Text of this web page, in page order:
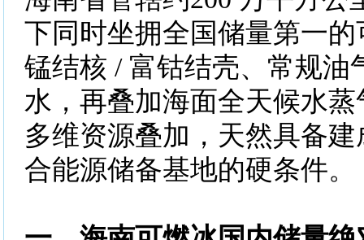
下同时坐拥全国储量第一
锰结核 / 富钴结壳、常规油
水，再叠加海面全天候水
多维资源叠加，天然具备
合能源储备基地的硬条件。